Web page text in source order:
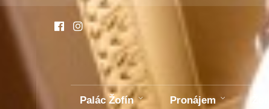
Palác Žofín Pronájem